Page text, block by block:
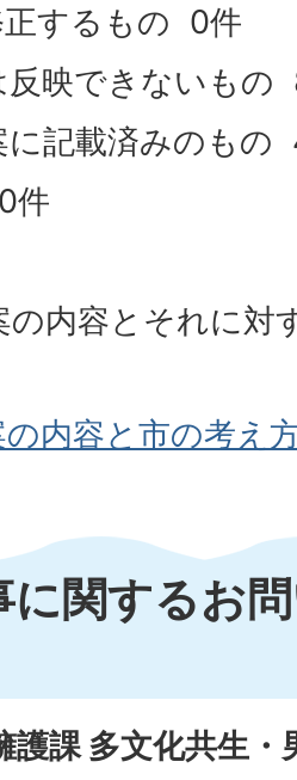
するもの 0件
映できないもの
記載済みのもの
件
の内容とそれに対
内容と市の考え
に関するお
護課 多文化共生・